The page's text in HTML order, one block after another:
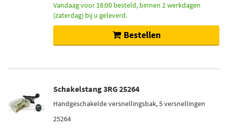
Vandaag voor 18:00 besteld, binnen 2 werkdagen
(zaterdag) bij u geleverd.
Bestellen
Schakelstang 3RG 25264
Handgeschakelde versnellingsbak, 5 versnellingen
25264